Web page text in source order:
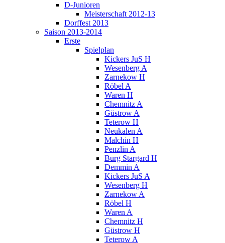
D-Junioren
Meisterschaft 2012-13
Dorffest 2013
Saison 2013-2014
Erste
Spielplan
Kickers JuS H
Wesenberg A
Zarnekow H
Röbel A
Waren H
Chemnitz A
Güstrow A
Teterow H
Neukalen A
Malchin H
Penzlin A
Burg Stargard H
Demmin A
Kickers JuS A
Wesenberg H
Zarnekow A
Röbel H
Waren A
Chemnitz H
Güstrow H
Teterow A